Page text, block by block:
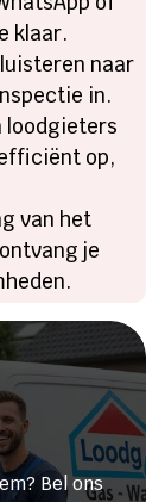
klaar.
naar
in.
loodgieters
op,
van het
je
een
Bel ons